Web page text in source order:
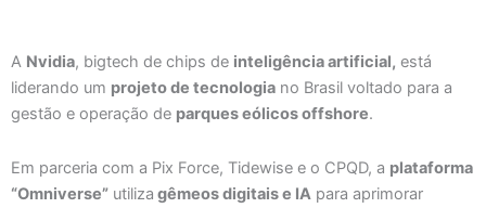
A Nvidia, bigtech de chips de inteligência artificial, está
liderando um projeto de tecnologia no Brasil voltado para a
gestão e operação de parques eólicos offshore.
Em parceria com a Pix Force, Tidewise e o CPQD, a plataforma
“Omniverse” utiliza gêmeos digitais e IA para aprimorar